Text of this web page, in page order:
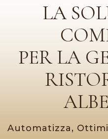
LA
PER LA
Automatizza,